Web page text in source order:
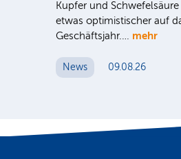
Kupfer und
etwas optimistischer auf
Geschäftsjahr.… mehr
News 09.08.26